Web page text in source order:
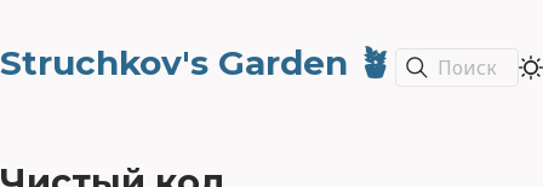
Struchkov's Garden 🪴 Поиск